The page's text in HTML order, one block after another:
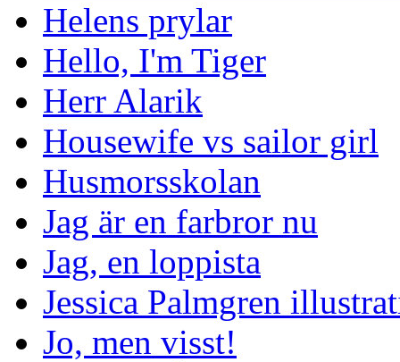
Helens prylar
Hello, I'm Tiger
Herr Alarik
Housewife vs sailor girl
Husmorsskolan
Jag är en farbror nu
Jag, en loppista
Jessica Palmgren
Jo, men visst!